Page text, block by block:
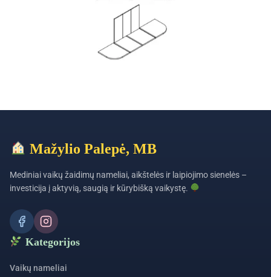
Mažylio Palepė, MB
Mediniai vaikų žaidimų nameliai, aikštelės ir laipiojimo sienelės –
investicija į aktyvią, saugią ir kūrybišką vaikystę.
Kategorijos
Vaikų nameliai